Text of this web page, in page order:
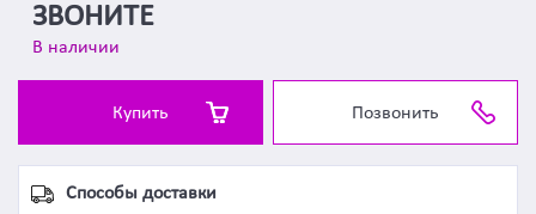
ЗВОНИТЕ
В наличии
Купить Позвонить
Способы доставки